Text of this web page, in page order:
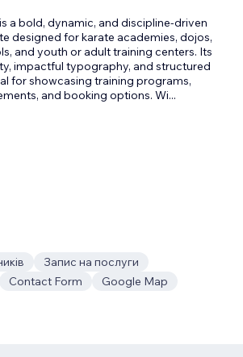
a bold, dynamic, and discipline-driven
designed for karate academies, dojos,
and youth or adult training centers. Its
impactful typography, and structured
for showcasing training programs,
and booking options. Wi...
Запис на послуги
Contact Form
Google Map